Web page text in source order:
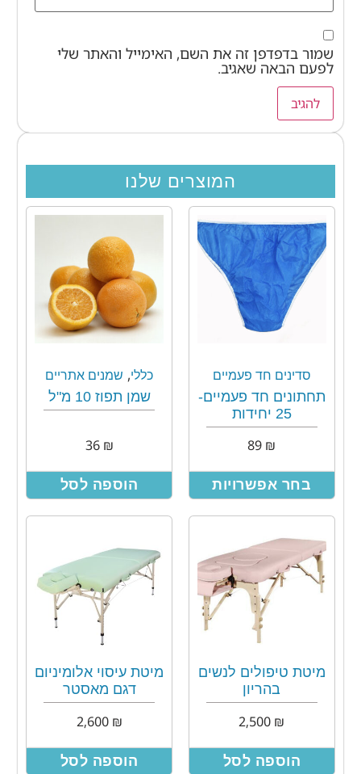
המוצרים שלנו
סדינים חד פעמיים
תחתונים חד פעמיים-
25 יחידות
₪
בחר אפשרויות
כללי, שמנים אתריים
שמן תפוז 10 מ"ל
₪
36
הוספה לסל
מיטת טיפולים לנשים
בהריון
₪
הוספה לסל
מיטת עיסוי אלומיניום
דגם מאסטר
₪
2,600
הוספה לסל
שמור בדפדפן זה את השם, האימייל והאתר שלי
לפעם הבאה שאגיב.